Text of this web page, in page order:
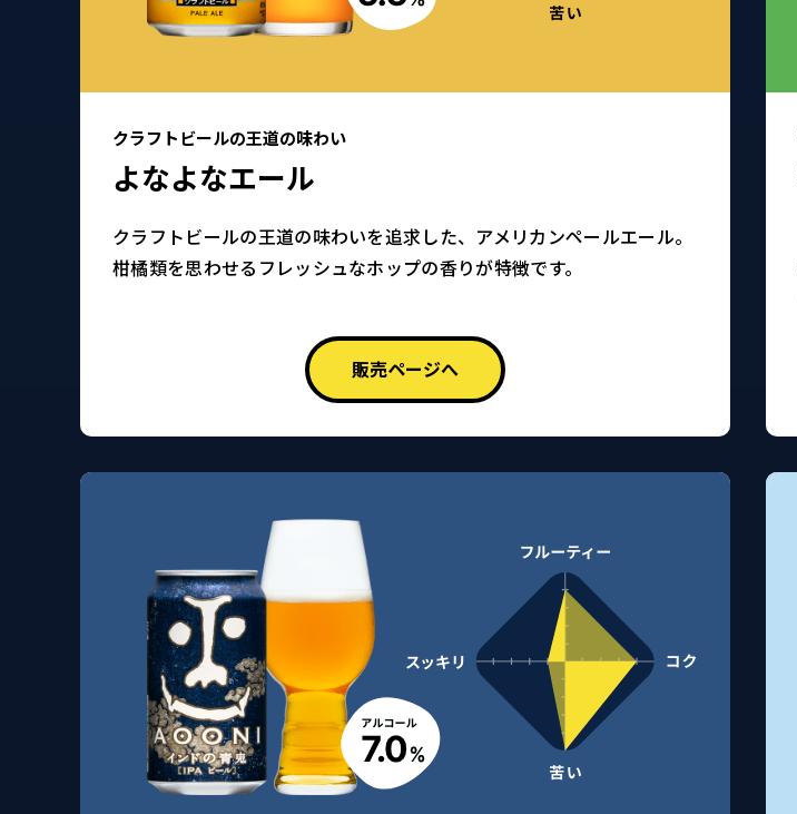
クラフトビールの王道の味わい
よなよなエール
クラフトビールの王道の味わいを追求した、アメリカンペールエール。
柑橘類を思わせるフレッシュなホップの香りが特徴です。
販売ページへ